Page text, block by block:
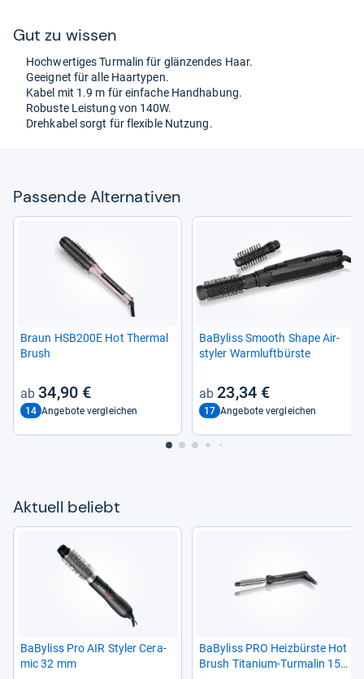
Gut zu wis­sen
Hoch­wer­ti­ges Tur­ma­lin für glän­zen­des Haar.
Geeig­net für alle Haar­ty­pen.
Kabel mit 1.9 m für ein­fa­che Hand­ha­bung.
Robuste Leis­tung von 140W.
Dreh­ka­bel sorgt für fle­xi­ble Nut­zung.
Pas­sende Alter­na­ti­ven
Braun HSB200E Hot Ther­mal
Brush
34,90 €
14 Angebote vergleichen
BaBy­liss Smooth Shape Air­
sty­ler Warm­luft­bürste
23,34 €
17 Angebote vergleichen
Aktu­ell beliebt
BaBy­liss Pro AIR Sty­ler Cera­
mic 32 mm
BaBy­liss PRO Heiz­bürste Hot
Brush Tita­nium-​Tur­ma­lin 15